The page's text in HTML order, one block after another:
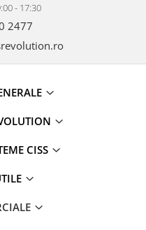
- 17:30
2477
CISS